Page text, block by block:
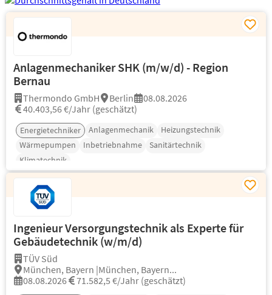
Anlagenmechaniker SHK (m/w/d) - Region
Bernau
Thermondo GmbH Berlin
08.08.2026
40.403,56 €/Jahr (geschätzt)
Energietechniker Anlagenmechanik
Heizungstechnik
Wärmepumpen
Inbetriebnahme
Sanitärtechnik
Klimatechnik
Ingenieur Versorgungstechnik als Experte für
Gebäudetechnik (w/m/d)
TÜV Süd
München, Bayern |München, Bayern...
08.08.2026
71.582,5 €/Jahr (geschätzt)